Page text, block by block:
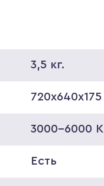
3,5 кг.
3000-6000 K
Есть